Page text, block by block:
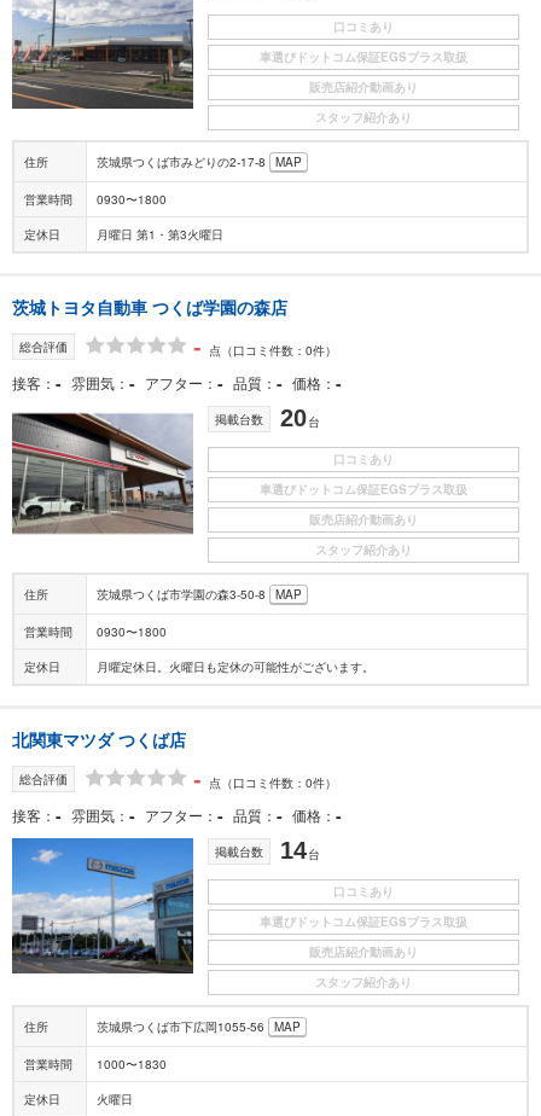
口コミあり
車選びドットコム保証EGSプラス取扱
販売店紹介動画あり
スタッフ紹介あり
住所 茨城県つくば市みどりの2-17-8 MAP
営業時間 0930〜1800
定休日 月曜日 第1・第3火曜日
茨城トヨタ自動車 つくば学園の森店
総合評価 - 点 （口コミ件数：0件）
接客 - 雰囲気 - アフター - 品質 - 価格 -
掲載台数 20台
口コミあり
車選びドットコム保証EGSプラス取扱
販売店紹介動画あり
スタッフ紹介あり
住所 茨城県つくば市学園の森3-50-8 MAP
営業時間 0930〜1800
定休日 月曜定休日。火曜日も定休の可能性がございます。
北関東マツダ つくば店
総合評価 - 点 （口コミ件数：0件）
接客 - 雰囲気 - アフター - 品質 - 価格 -
掲載台数 14台
口コミあり
車選びドットコム保証EGSプラス取扱
販売店紹介動画あり
スタッフ紹介あり
住所 茨城県つくば市下広岡1055-56 MAP
営業時間 1000〜1830
定休日 火曜日